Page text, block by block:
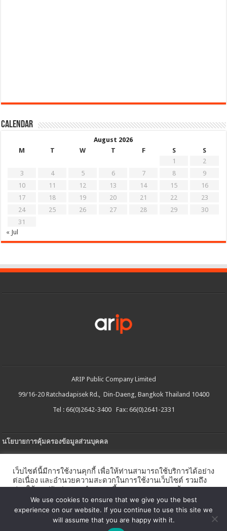
Calendar
August 2026
M
T W T F S
S
1
2
3
4 5 6 7 8
9
10
11 12 13 14 15
16
17
18 19 20 21 22
23
24
25 26 27 28 29
30
31
« Jul
ARIP Public Company Limited
99/16-20 Ratchadapisek Rd., Din-Daeng, Bangkok Thailand 10400
Tel : 66(0)2642-3400 Fax: 66(0)2641-2331
นโยบายการคุ้มครองข้อมูลส่วนบุคคล
นโยบายการใช้คกกี้
นโยบายความปลอดภัยของข้อมูลสารสนเทศ
เว็บไซต์นี้มีการใช้งานคุกกี้ เพื่อให้ท่านสามารถใช้บริการได้อย่าง
ต่อเนื่อง และอำนวยความสะดวกในการใช้งานเว็บไซต์ รวมถึง
ช่วยให้เราปรับปรุงการนำเสนอเนื้อหาตรงตามความต้องการ
ของท่าน โดยสามารถศึกษารายละเอียดเพิ่มเติมได้ใน นโยบาย
คุกกี้
We use cookies to ensure that we give you the best
experience on our website. If you continue to use this site we
will assume that you are happy with it.